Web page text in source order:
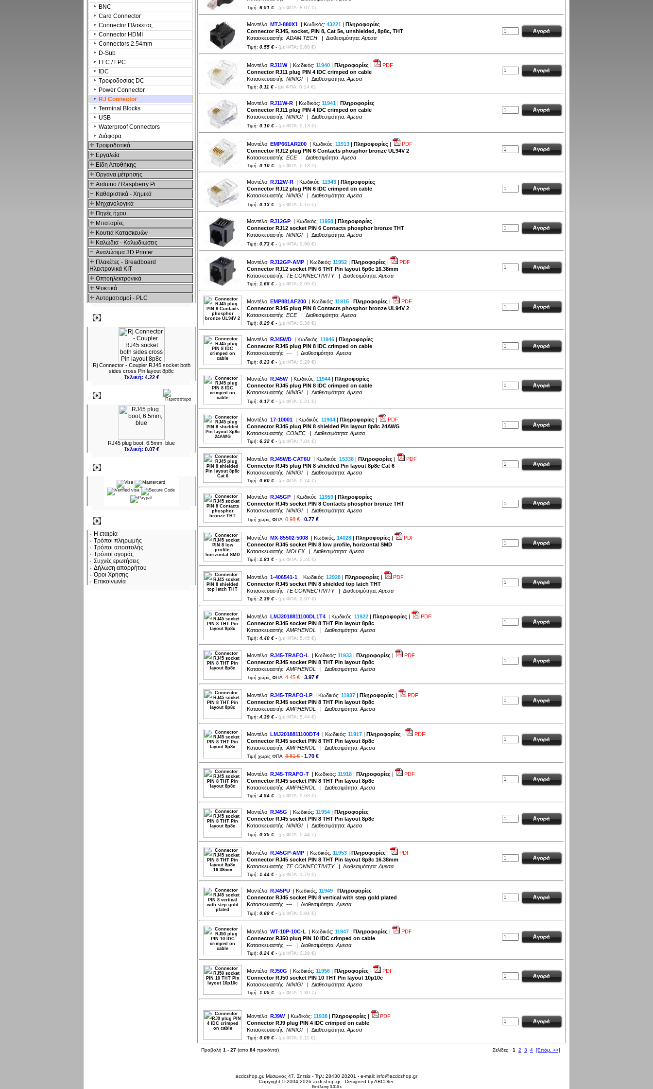
BNC
Card Connector
Connector Πλακετας
Connector HDMI
Connectors 2.54mm
D-Sub
FFC / FPC
IDC
Τροφοδοσίας DC
Power Connector
RJ Connector
Terminal Blocks
USB
Waterproof Connectors
Διάφορα
Τροφοδοτικά
Εργαλεία
Είδη Αποθήκης
Όργανα μέτρησης
Arduino / Raspberry Pi
Καθαριστικά - Χημικά
Μηχανολογικά
Πηγές ήχου
Μπαταρίες
Κουτιά Κατασκευών
Καλώδια - Καλωδιώσεις
Αναλώσιμα 3D Printer
Πλακέτες - Breadboard
Ηλεκτρονικά ΚΙΤ
Οπτοηλεκτρονικά
Ψυκτικά
Αυτοματισμοί - PLC
Rj Connector - Coupler RJ45 socket both
sides cross Pin layout 8p8c
Τελική: 4.22 €
RJ45 plug boot, 6.5mm, blue
Τελική: 0.07 €
Η εταιρία
Τρόποι πληρωμής
Τρόποι αποστολής
Τρόποι αγοράς
Συχνές ερωτήσεις
Δήλωση απορρήτου
Όροι Χρήσης
Επικοινωνία
Τιμή: 6.51 € - (με ΦΠΑ: 8.07 €)
Μοντέλο: MTJ-880X1 | Κωδικός: 43221 | Πληροφορίες
Connector RJ45, socket, PIN 8, Cat 5e, unshielded, 8p8c, THT
Κατασκευαστής: ADAM TECH | Διαθεσιμότητα: Αμεσα
Τιμή: 0.55 € - (με ΦΠΑ: 0.68 €)
Μοντέλο: RJ11W| Κωδικός: 11940 | Πληροφορίες |
PDF
Connector RJ11 plug PIN 4 IDC crimped on cable
Κατασκευαστής: NINIGI | Διαθεσιμότητα: Αμεσα
Τιμή: 0.11 € - (με ΦΠΑ: 0.14 €)
Μοντέλο: RJ11W-R | Κωδικός: 11941 | Πληροφορίες
Connector RJ11 plug PIN 4 IDC crimped on cable
Κατασκευαστής: NINIGI | Διαθεσιμότητα: Αμεσα
Τιμή: 0.10 € - (με ΦΠΑ: 0.13 €)
Μοντέλο: EMP661AR200 | Κωδικός: 11913 | Πληροφορίες |
PDF
Connector RJ12 plug PIN 6 Contacts phosphor bronze UL94V 2
Κατασκευαστής: ECE| Διαθεσιμότητα: Αμεσα
Τιμή: 0.10 € - (με ΦΠΑ: 0.13 €)
Μοντέλο: RJ12W-R | Κωδικός: 11943 | Πληροφορίες
Connector RJ12 plug PIN 6 IDC crimped on cable
Κατασκευαστής: NINIGI | Διαθεσιμότητα: Αμεσα
Τιμή: 0.13 € - (με ΦΠΑ: 0.16 €)
Μοντέλο: RJ12GP | Κωδικός: 11958 | Πληροφορίες
Connector RJ12 socket PIN 6 Contacts phosphor bronze THT
Κατασκευαστής: NINIGI | Διαθεσιμότητα: Αμεσα
Τιμή: 0.73 € - (με ΦΠΑ: 0.90 €)
Μοντέλο: RJ12GP-AMP | Κωδικός: 11952 | Πληροφορίες |
PDF
Connector RJ12 socket PIN 6 THT Pin layout 6p6c 16.38mm
Κατασκευαστής: TE CONNECTIVITY| Διαθεσιμότητα: Αμεσα
Τιμή: 1.68 € - (με ΦΠΑ: 2.09 €)
Μοντέλο: EMP881AF200 | Κωδικός: 11915 | Πληροφορίες |
PDF
Connector RJ45 plug PIN 8 Contacts phosphor bronze UL94V 2
Κατασκευαστής: ECE| Διαθεσιμότητα: Αμεσα
Τιμή: 0.29 € - (με ΦΠΑ: 0.36 €)
Μοντέλο: RJ45WD | Κωδικός: 11946 | Πληροφορίες
Connector RJ45 plug PIN 8 IDC crimped on cable
Κατασκευαστής: --- | Διαθεσιμότητα: Αμεσα
Τιμή: 0.23 € - (με ΦΠΑ: 0.29 €)
Μοντέλο: RJ45W| Κωδικός: 11944 | Πληροφορίες
Connector RJ45 plug PIN 8 IDC crimped on cable
Κατασκευαστής: NINIGI | Διαθεσιμότητα: Αμεσα
Τιμή: 0.17 € - (με ΦΠΑ: 0.21 €)
Μοντέλο: 17-10001 | Κωδικός: 11904 | Πληροφορίες |
PDF
Connector RJ45 plug PIN 8 shielded Pin layout 8p8c 24AWG
Κατασκευαστής: CONEC | Διαθεσιμότητα: Αμεσα
Τιμή: 6.32 € - (με ΦΠΑ: 7.84 €)
Μοντέλο: RJ45WE-CAT6U | Κωδικός: 15338 | Πληροφορίες |
PDF
Connector RJ45 plug PIN 8 shielded Pin layout 8p8c Cat 6
Κατασκευαστής: NINIGI | Διαθεσιμότητα: Αμεσα
Τιμή: 0.60 € - (με ΦΠΑ: 0.74 €)
Μοντέλο: RJ45GP | Κωδικός: 11959 | Πληροφορίες
Connector RJ45 socket PIN 8 Contacts phosphor bronze THT
Κατασκευαστής: NINIGI | Διαθεσιμότητα: Αμεσα
Τιμή χωρίς ΦΠΑ 0.98 € - 0.77 €
Μοντέλο: MX-85502-5008 | Κωδικός: 14028 | Πληροφορίες |
PDF
Connector RJ45 socket PIN 8 low profile, horizontal SMD
Κατασκευαστής: MOLEX| Διαθεσιμότητα: Αμεσα
Τιμή: 1.81 € - (με ΦΠΑ: 2.24 €)
Μοντέλο: 1-406541-1 | Κωδικός: 12928 | Πληροφορίες |
PDF
Connector RJ45 socket PIN 8 shielded top latch THT
Κατασκευαστής: TE CONNECTIVITY| Διαθεσιμότητα: Αμεσα
Τιμή: 2.39 € - (με ΦΠΑ: 2.97 €)
Μοντέλο: LMJ2018811100DL1T4 | Κωδικός: 11922 | Πληροφορίες |
PDF
Connector RJ45 socket PIN 8 THT Pin layout 8p8c
Κατασκευαστής: AMPHENOL | Διαθεσιμότητα: Αμεσα
Τιμή: 4.40 € - (με ΦΠΑ: 5.45 €)
Μοντέλο: RJ45-TRAFO-L | Κωδικός: 11933 | Πληροφορίες |
PDF
Connector RJ45 socket PIN 8 THT Pin layout 8p8c
Κατασκευαστής: AMPHENOL | Διαθεσιμότητα: Αμεσα
Τιμή χωρίς ΦΠΑ 4.45 € - 3.97 €
Μοντέλο: RJ45-TRAFO-LP | Κωδικός: 11937 | Πληροφορίες |
PDF
Connector RJ45 socket PIN 8 THT Pin layout 8p8c
Κατασκευαστής: AMPHENOL | Διαθεσιμότητα: Αμεσα
Τιμή: 4.39 € - (με ΦΠΑ: 5.44 €)
Μοντέλο: LMJ2018811100DT4 | Κωδικός: 11917 | Πληροφορίες |
PDF
Connector RJ45 socket PIN 8 THT Pin layout 8p8c
Κατασκευαστής: AMPHENOL | Διαθεσιμότητα: Αμεσα
Τιμή χωρίς ΦΠΑ 3.81 € - 1.70 €
Μοντέλο: RJ45-TRAFO-T | Κωδικός: 11918 | Πληροφορίες |
PDF
Connector RJ45 socket PIN 8 THT Pin layout 8p8c
Κατασκευαστής: AMPHENOL | Διαθεσιμότητα: Αμεσα
Τιμή: 4.54 € - (με ΦΠΑ: 5.63 €)
Μοντέλο: RJ45G | Κωδικός: 11954 | Πληροφορίες
Connector RJ45 socket PIN 8 THT Pin layout 8p8c
Κατασκευαστής: NINIGI | Διαθεσιμότητα: Αμεσα
Τιμή: 0.35 € - (με ΦΠΑ: 0.44 €)
Μοντέλο: RJ45GP-AMP | Κωδικός: 11953 | Πληροφορίες |
PDF
Connector RJ45 socket PIN 8 THT Pin layout 8p8c 16.38mm
Κατασκευαστής: TE CONNECTIVITY| Διαθεσιμότητα: Αμεσα
Τιμή: 1.44 € - (με ΦΠΑ: 1.79 €)
Μοντέλο: RJ45PU | Κωδικός: 11949 | Πληροφορίες
Connector RJ45 socket PIN 8 vertical with step gold plated
Κατασκευαστής: --- | Διαθεσιμότητα: Αμεσα
Τιμή: 0.68 € - (με ΦΠΑ: 0.84 €)
Μοντέλο: WT-10P-10C-L | Κωδικός: 11947 | Πληροφορίες |
PDF
Connector RJ50 plug PIN 10 IDC crimped on cable
Κατασκευαστής: --- | Διαθεσιμότητα: Αμεσα
Τιμή: 0.24 € - (με ΦΠΑ: 0.29 €)
Μοντέλο: RJ50G | Κωδικός: 11956 | Πληροφορίες |
PDF
Connector RJ50 socket PIN 10 THT Pin layout 10p10c
Κατασκευαστής: NINIGI | Διαθεσιμότητα: Αμεσα
Τιμή: 1.05 € - (με ΦΠΑ: 1.30 €)
Μοντέλο: RJ9W| Κωδικός: 11938 | Πληροφορίες |
PDF
Connector RJ9 plug PIN 4 IDC crimped on cable
Κατασκευαστής: NINIGI | Διαθεσιμότητα: Αμεσα
Τιμή: 0.09 € - (με ΦΠΑ: 0.11 €)
Προβολή 1 - 27 (απο 84 προιόντα) Σελίδες: 1 2 3 4 [Επόμ. >>]
acdcshop.gr, Μύσωνος 47, Σητεία - Τηλ: 28430 20201 - e-mail: info@acdcshop.gr
Copyright © 2004-2026 acdcshop.gr - Designed byABCDtec
Εκτέλεση: 0.016 s